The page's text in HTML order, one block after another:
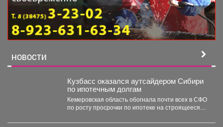
НОВОСТИ
Кузбасс оказался аутсайдером Сибири
по ипотечным долгам
Кемеровская область обогнала почти всех в СФО
по росту просрочки по ипотеке на строящееся